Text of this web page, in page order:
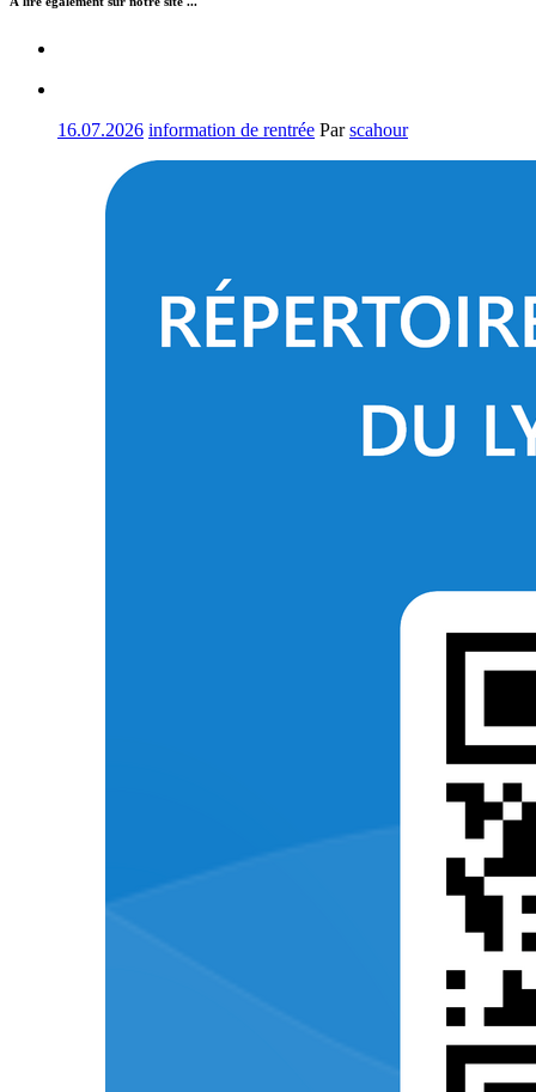
16.07.2026 information de rentrée Parscahour